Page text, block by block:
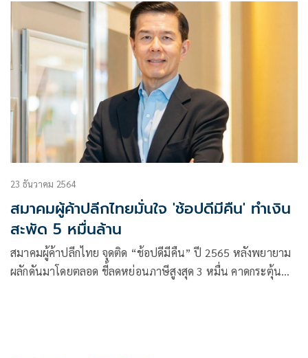
ทำความสะอาด
23 ธันวาคม 2564
สมาคมผู้ค้าปลีกไทยมั่นใจ 'ช้อปดีมีคืน' ทำเงิน
สะพัด 5 หมื่นล้าน
สมาคมผู้ค้าปลีกไทย จุดติด “ช้อปดีมีคืน” ปี 2565 หลังพยายาม
ผลักดันมาโดยตลอด ชี้ลดหย่อนภาษีสูงสุด 3 หมื่น คาดกระตุ้น